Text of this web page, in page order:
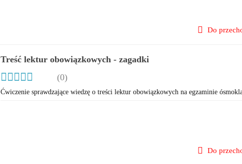
Do
Treść lektur obowiązkowych - zagadki
(0)
Ćwiczenie sprawdzające wiedzę o treści lektur obowiązkowych na egzaminie
Do